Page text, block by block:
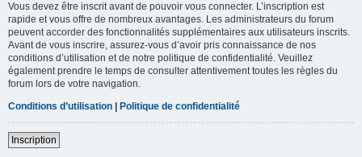
Vous devez être inscrit avant de pouvoir vous connecter. L’inscription est
rapide et vous offre de nombreux avantages. Les administrateurs du forum
peuvent accorder des fonctionnalités supplémentaires aux utilisateurs inscrits.
Avant de vous inscrire, assurez-vous d’avoir pris connaissance de nos
conditions d’utilisation et de notre politique de confidentialité. Veuillez
également prendre le temps de consulter attentivement toutes les règles du
forum lors de votre navigation.
Conditions d’utilisation
Politique de confidentialité
Inscription